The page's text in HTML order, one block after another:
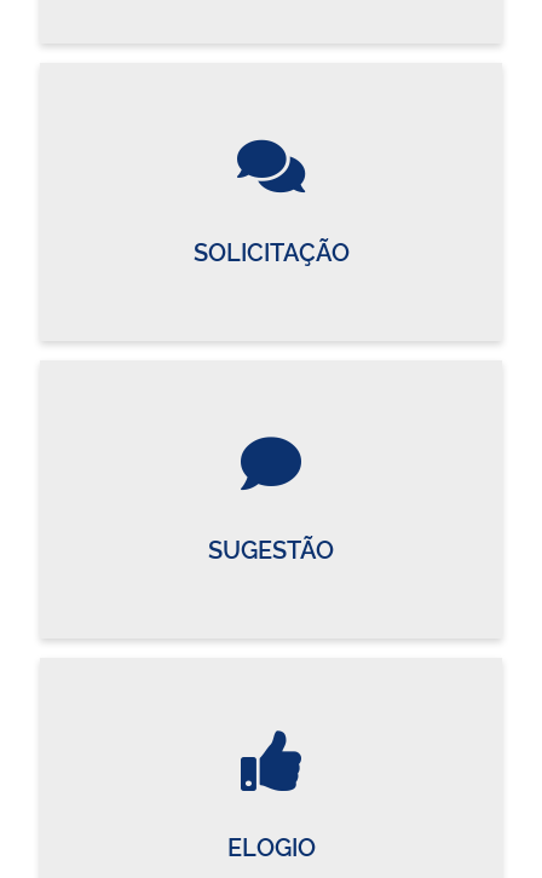
SOLICITAÇÃO
SUGESTÃO
ELOGIO